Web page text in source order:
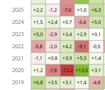
+6,8 +3,5 +3,1 +1,4 -4,8
+1,2 -7,8 -12,2 +13,0 +3,1
-1,1 +0,8 +3,9 +5,3 +1,4
-5,8 -2,0 +4,2 -9,1 -0,5
+5,0 -2,9 +3,4 +2,9 +0,1
+1,5 +2,4 +0,7 -5,4 +5,0
+2,2 -1,2 -7,6 +1,0 +6,3
2019
2020
2021
2022
2023
2024
2025